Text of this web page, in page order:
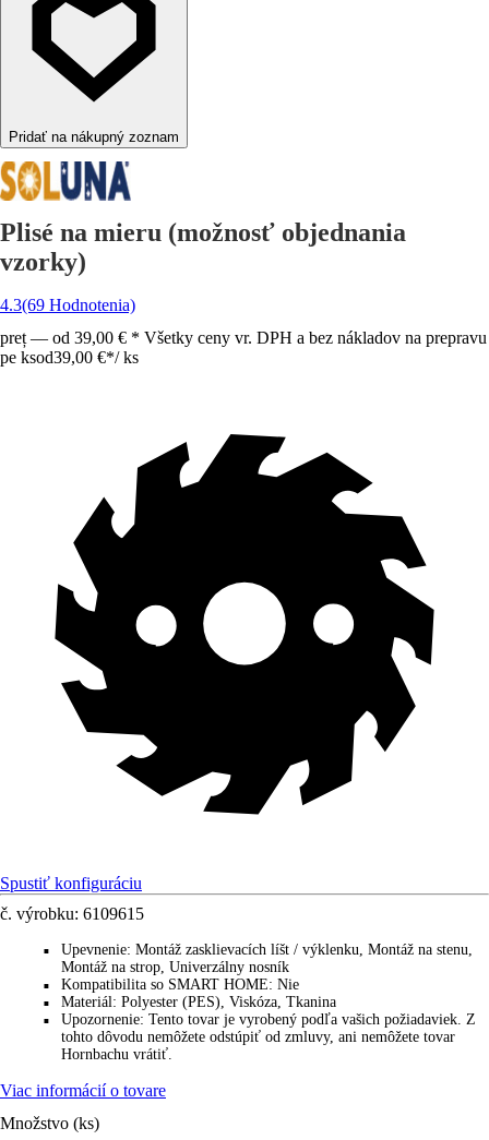
Pridať na nákupný zoznam
Plisé na mieru (možnosť objednania
vzorky)
4.3(69 Hodnotenia)
preț — od 39,00 € * Všetky ceny vr. DPH a bez nákladov na prepravu
pe ksod39,00 €*/ ks
Spustiť konfiguráciu
č. výrobku: 6109615
■ Upevnenie: Montáž zasklievacích líšt / výklenku, Montáž na stenu,
Montáž na strop, Univerzálny nosník
■ Kompatibilita so SMART HOME: Nie
■ Materiál: Polyester (PES), Viskóza, Tkanina
■ Upozornenie: Tento tovar je vyrobený podľa vašich požiadaviek. Z
tohto dôvodu nemôžete odstúpiť od zmluvy, ani nemôžete tovar
Hornbachu vrátiť.
Viac informácií o tovare
Množstvo (ks)